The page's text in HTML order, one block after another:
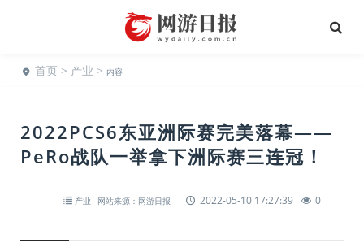
首页 > 产业 > 内容
2022PCS6东亚洲际赛完美落幕——
PeRo战队一举拿下洲际赛三连冠！
产业 网站来源：网游日报 2022-05-10 17:27:39 0